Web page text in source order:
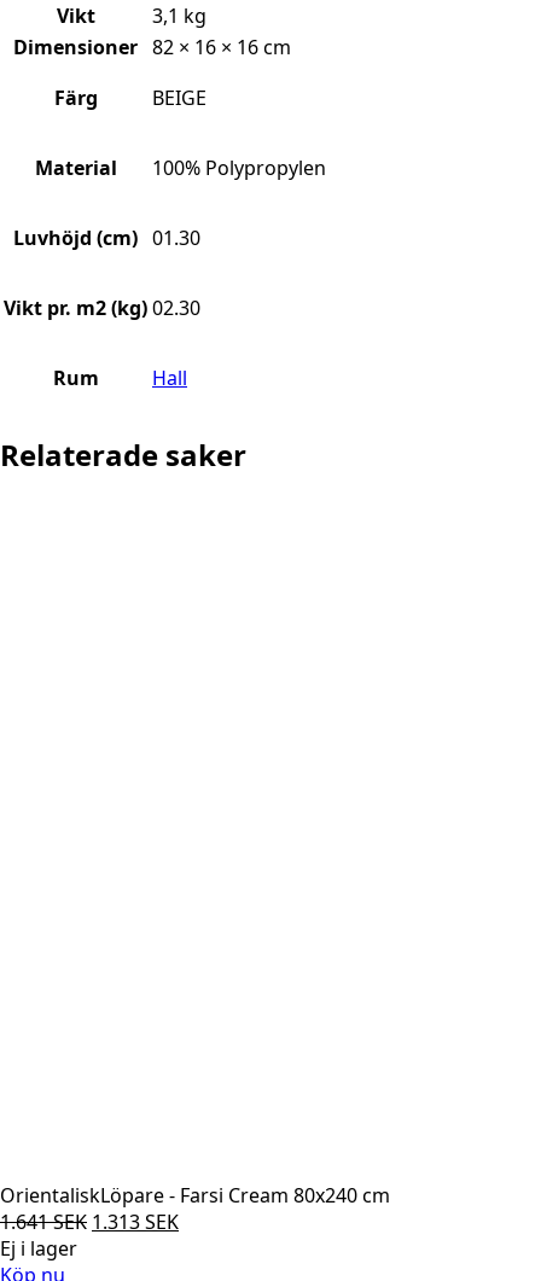
Vikt
3,1 kg
Dimensioner 82 × 16 × 16 cm
Färg
BEIGE
Material 100% Polypropylen
Luvhöjd (cm) 01.30
Vikt pr. m2 (kg)02.30
Rum Hall
Relaterade saker
OrientaliskLöpare - Farsi Cream 80x240 cm
1.641SEK Det
1.313SEKDet
Ej i lager
Köp nu